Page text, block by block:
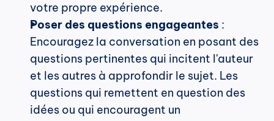
votre propre expérience.
Poser des questions engageantes :
Encouragez la conversation en posant des
questions pertinentes qui incitent l'auteur
et les autres à approfondir le sujet. Les
questions qui remettent en question des
idées ou qui encouragent un